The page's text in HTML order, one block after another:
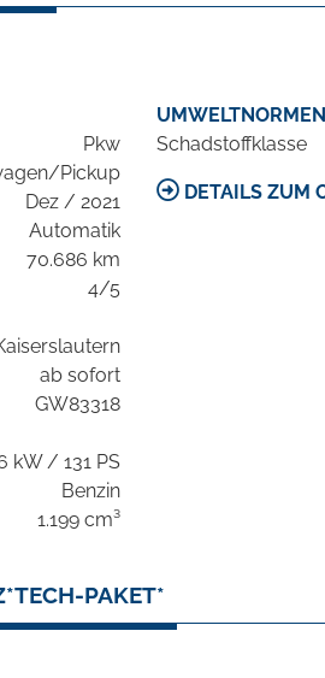
Pkw
Pickup
Dez / 2021
Automatik
70.686 km
4/5
ab sofort
GW83318
kW / 131 PS
Benzin
1.199 cm³
Schadstoffklasse
DETAILS ZUM
PAKET*